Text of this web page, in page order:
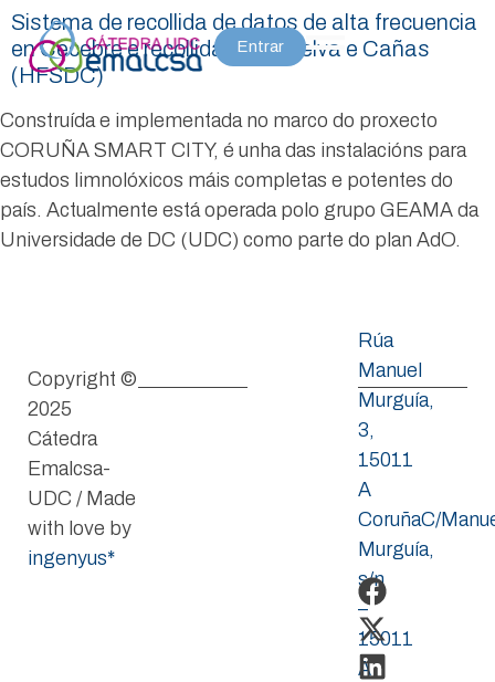
Entrar
Sistema de recollida de datos de alta frecuencia
en Cecebre e recollidas en A Telva e Cañas
(HFSDC)
Construída e implementada no marco do proxecto
CORUÑA SMART CITY, é unha das instalacións para
estudos limnolóxicos máis completas e potentes do
país. Actualmente está operada polo grupo GEAMA da
Universidade de DC (UDC) como parte do plan AdO.
Rúa
Manuel
Murguía,
3,
15011
A
CoruñaC/
Murguía,
s/n
–
15011
A
Copyright ©
2025
Cátedra
Emalcsa-
UDC / Made
with love by
ingenyus*